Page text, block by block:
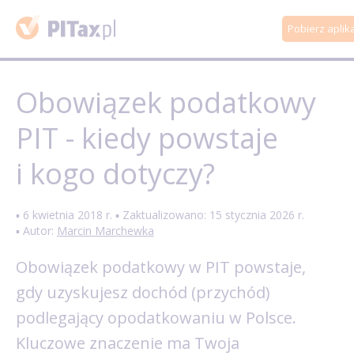
Pobierz
Obowiązek podatkowy
PIT - kiedy powstaje
i kogo dotyczy?
▪ 6 kwietnia 2018 r. ▪ Zaktualizowano: 15 stycznia 2026 r.
▪ Autor: Marcin Marchewka
Obowiązek podatkowy w PIT powstaje,
gdy uzyskujesz dochód (przychód)
podlegający opodatkowaniu w Polsce.
Kluczowe znaczenie ma Twoja